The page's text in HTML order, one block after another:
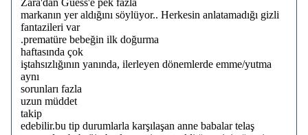
markanın yer aldığını söylüyor.. Herkesin anlatamadığı gizli
fantazileri var
.prematüre bebeğin ilk doğurma
haftasında çok
iştahsızlığının yanında, ilerleyen dönemlerde emme/yutma
aynı
sorunları fazla
uzun müddet
takip
edebilir.bu tip durumlarla karşılaşan anne babalar telaş